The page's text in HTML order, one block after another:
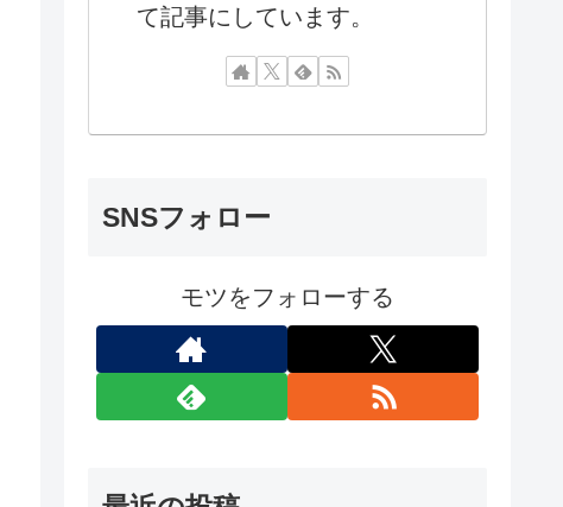
て記事にしています。
SNSフォロー
モツをフォローする